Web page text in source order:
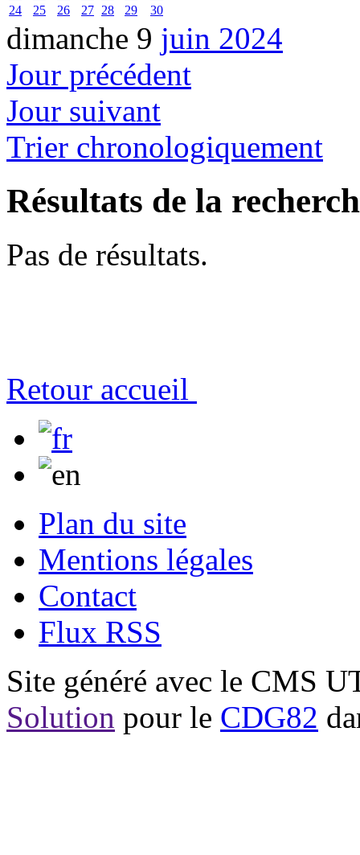
24
25 26 27 28 29 30
dimanche 9 juin 2024
Jour précédent
Jour suivant
Trier chronologiquement
Résultats de la
Pas de résultats.
Retour accueil
Plan du site
Mentions légales
Contact
Flux RSS
Site généré avec le CMS
Solution pour le CDG82